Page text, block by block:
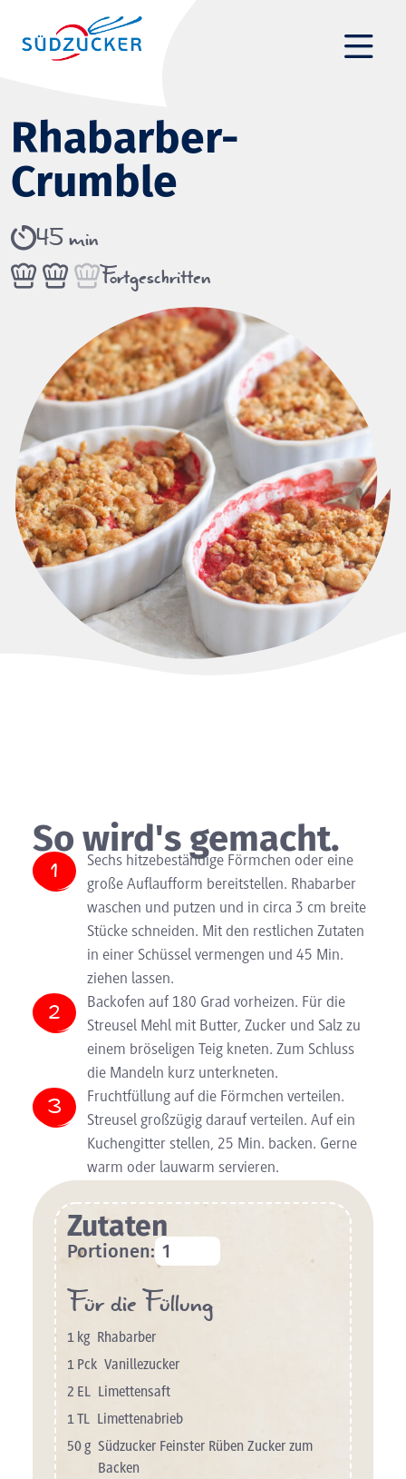
Rhabarber-
Crumble
45 min
Fortgeschritten
So wird's gemacht.
Sechs hitzebeständige Förmchen oder eine
große Auflaufform bereitstellen. Rhabarber
waschen und putzen und in circa 3 cm breite
Stücke schneiden. Mit den restlichen Zutaten
in einer Schüssel vermengen und 45 Min.
ziehen lassen.
Backofen auf 180 Grad vorheizen. Für die
Streusel Mehl mit Butter, Zucker und Salz zu
einem bröseligen Teig kneten. Zum Schluss
die Mandeln kurz unterkneten.
Fruchtfüllung auf die Förmchen verteilen.
Streusel großzügig darauf verteilen. Auf ein
Kuchengitter stellen, 25 Min. backen. Gerne
warm oder lauwarm servieren.
Zutaten
Portionen:
Für die Füllung
1 kg
Rhabarber
1 Pck Vanillezucker
2 EL
Limettensaft
1TL
Limettenabrieb
50g Südzucker Feinster Rüben Zucker zum
Backen